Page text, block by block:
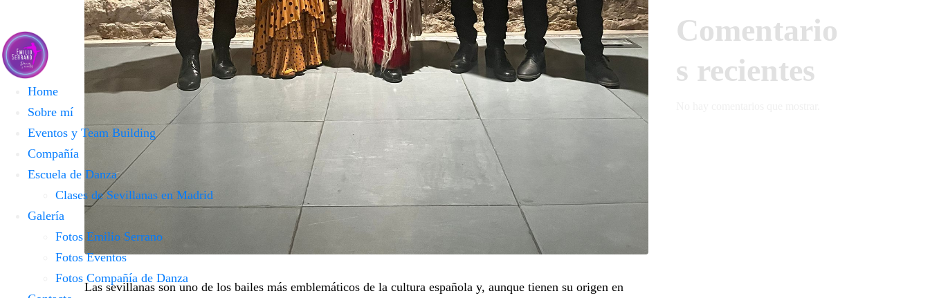
Home
Sobre mí
Eventos y Team Building
Compañía
Escuela de Danza
Clases de Sevillanas en Madrid
Galería
Fotos Emilio Serrano
Fotos Eventos
Fotos Compañía de Danza
Lassevillanasson uno de los bailes más emblemáticos de la cultura española y, aunque tienen su origen en
Comentario
s recientes